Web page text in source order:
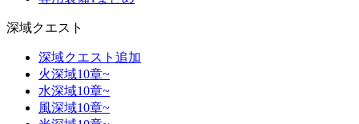
深域クエスト
深域クエスト追加
火深域10章~
水深域10章~
風深域10章~